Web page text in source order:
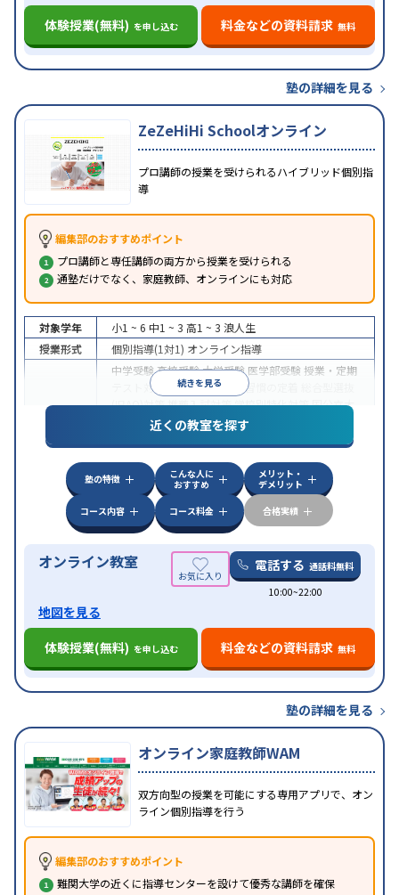
体験授業(無料) を申し込む 料金などの資料請求 無料
塾の詳細を見る
ZeZeHiHi Schoolオンライン
プロ講師の授業を受けられるハイブリッド個別指
導
編集部のおすすめポイント
プロ講師と専任講師の両方から授業を受けられる
通塾だけでなく、家庭教師、オンラインにも対応
続きを見る
対象学年 小1 ~ 6 中1 ~ 3 高1 ~ 3 浪人生
授業形式
個別指導(1対1) オンライン指導
中学受験高校受験大学受験 医学部受験 授業・定期
テスト対策
内申点対策 学習習慣の定着
(旧AO)対策推薦入試対策学校別特化対策国公立大
私大対策共通テスト対策
英語・英会話特化
特徴
中高一貫校生に対応授業の振替可能 不登校生に対
オンライン対応 1科目から受講可能季節講習の
みの受講可
自習室あり
近くの教室を探す
塾の特徴
こんな人に
おすすめ
メリット・
デメリット
コース内容
コース料金 合格実績
オンライン教室 電話する 通話料無料
10:00~22:00
地図を見る
体験授業(無料) を申し込む 料金などの資料請求 無料
塾の詳細を見る
オンライン家庭教師WAM
双方向型の授業を可能にする専用アプリで、オン
ライン個別指導を行う
編集部のおすすめポイント
難関大学の近くに指導センターを設けて優秀な講師を確保